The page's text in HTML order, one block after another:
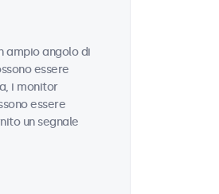
ampio angolo di
essere
i monitor
essere
un segnale